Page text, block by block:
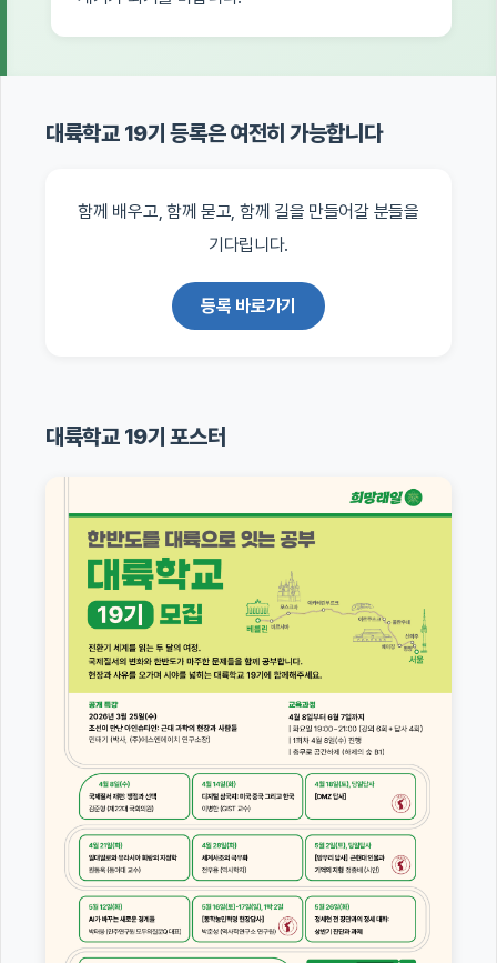
대륙학교 19기 등록은 여전히 가능합니다
함께 배우고, 함께 묻고, 함께 길을 만들어갈 분들을
기다립니다.
등록 바로가기
대륙학교 19기 포스터